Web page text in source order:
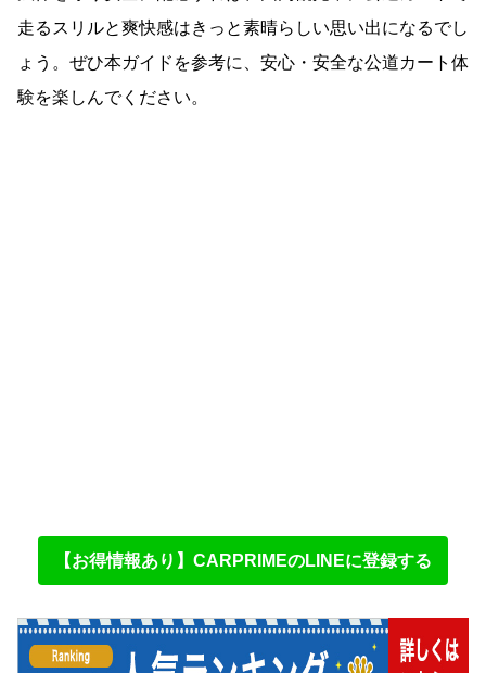
走るスリルと爽快感はきっと素晴らしい思い出になるでし
ょう。ぜひ本ガイドを参考に、安心・安全な公道カート体
験を楽しんでください。
【お得情報あり】CARPRIMEのLINEに登録する